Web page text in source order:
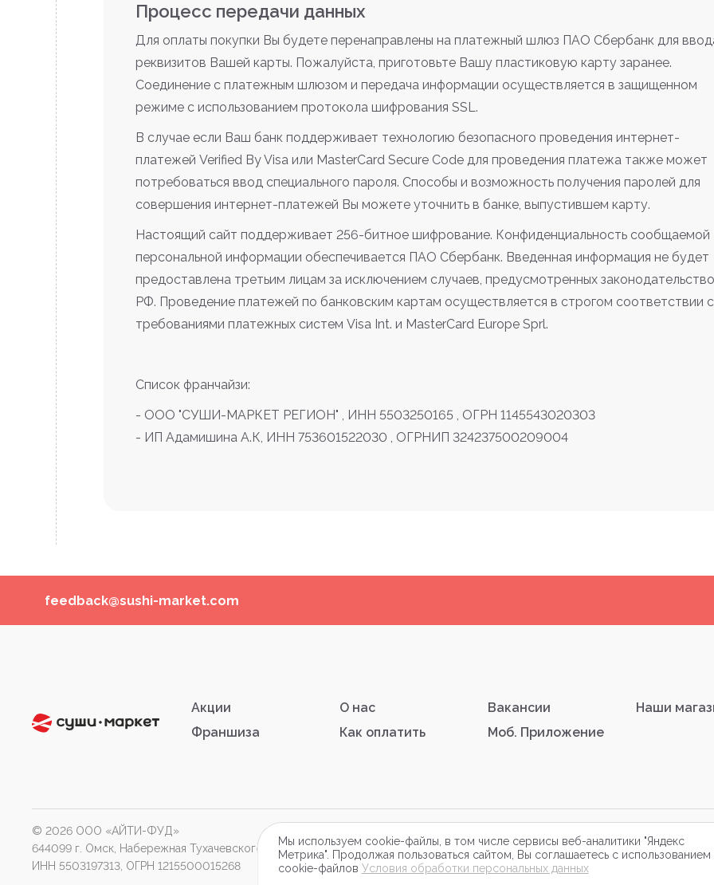
Процесс передачи данных
Для оплаты покупки Вы будете перенаправлены на платежный шлюз ПАО Сбербанк для
реквизитов Вашей карты. Пожалуйста, приготовьте Вашу пластиковую карту заранее.
Соединение с платежным шлюзом и передача информации осуществляется в защищенном
режиме с использованием протокола шифрования SSL.
В случае если Ваш банк поддерживает технологию безопасного проведения интернет-
платежей Verified By Visa или MasterCard Secure Code для проведения платежа также может
потребоваться ввод специального пароля. Способы и возможность получения паролей для
совершения интернет-платежей Вы можете уточнить в банке, выпустившем карту.
Настоящий сайт поддерживает 256-битное шифрование. Конфиденциальность сообщаемой
персональной информации обеспечивается ПАО Сбербанк. Введенная информация не будет
предоставлена третьим лицам за исключением случаев, предусмотренных
РФ. Проведение платежей по банковским картам осуществляется в строгом соответствии с
требованиями платежных систем Visa Int. и MasterCard Europe Sprl.
Список франчайзи:
- ООО "СУШИ-МАРКЕТ РЕГИОН" , ИНН 5503250165 , ОГРН 1145543020303
- ИП Адамишина А.К, ИНН 753601522030 , ОГРНИП 324237500209004
feedback@sushi-market.com
Акции О нас Вакансии
Наши
Франшиза
Как оплатить Моб. Приложение
© 2026 ООО «АЙТИ-ФУД»
644099 г. Омск, Набережная Тухачевского, д.16, оф.2П.
ИНН 5503197313, ОГРН 1215500015268
Мы используем cookie-файлы, в том числе сервисы веб-аналитики "Яндекс
Метрика". Продолжая пользоваться сайтом, Вы соглашаетесь с использованием
cookie-файлов Условия обработки персональных данных